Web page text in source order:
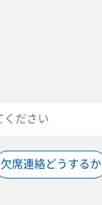
欠席連絡どうするか